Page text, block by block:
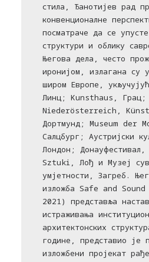
стила, Ђанотијев рад
конвенционалне
посматраче да се
структури и облику
Његова дела, често
иронијом, излагана су
широм Европе,
Линц; Kunsthaus, Грац;
Niederösterreich,
Дортмунд; Museum der
Салцбург; Аустријски
Лондон; Донауфестивал,
Sztuki, Лођ и Музеј
умjетности, Загреб.
изложба Safe and Sound
2021) представља
истраживања
архитектонских
године, представио је
изложбени пројекат